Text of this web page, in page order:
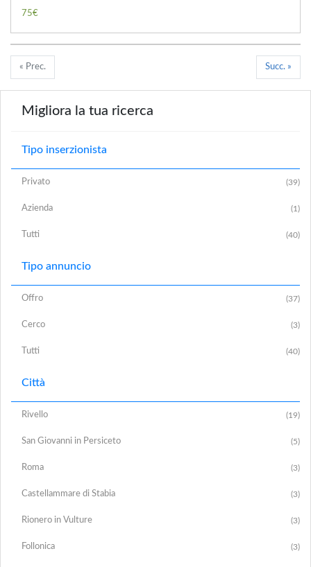
75€
« Prec. Succ. »
Migliora la tua ricerca
Tipo inserzionista
Privato (39)
Azienda (1)
Tutti (40)
Tipo annuncio
Offro (37)
Cerco (3)
Tutti (40)
Città
Rivello (19)
San Giovanni in Persiceto (5)
Roma (3)
Castellammare di Stabia (3)
Rionero in Vulture (3)
Follonica (3)